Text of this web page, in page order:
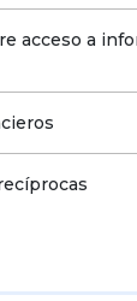
acceso a